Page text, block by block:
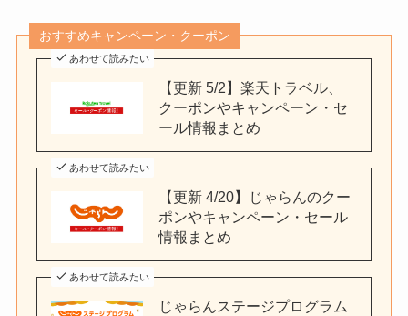
おすすめキャンペーン・クーポン
あわせて読みたい
【更新 5/2】楽天トラベル、
クーポンやキャンペーン・セ
ール情報まとめ
あわせて読みたい
【更新 4/20】じゃらんのクー
ポンやキャンペーン・セール
情報まとめ
あわせて読みたい
じゃらんステージプログラム